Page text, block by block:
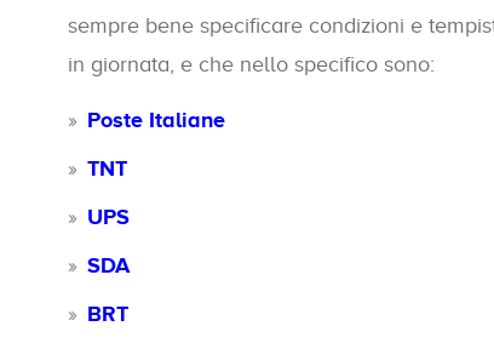
sempre bene specificare condizioni e
in giornata, e che nello specifico sono:
Poste Italiane
TNT
UPS
SDA
BRT